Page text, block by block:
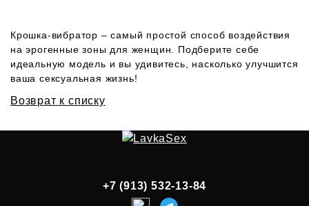
Крошка-вибратор – самый простой способ воздействия
на эрогенные зоны для женщин. Подберите себе
идеальную модель и вы удивитесь, насколько улучшится
ваша сексуальная жизнь!
Возврат к списку
+7 (913) 532-13-84